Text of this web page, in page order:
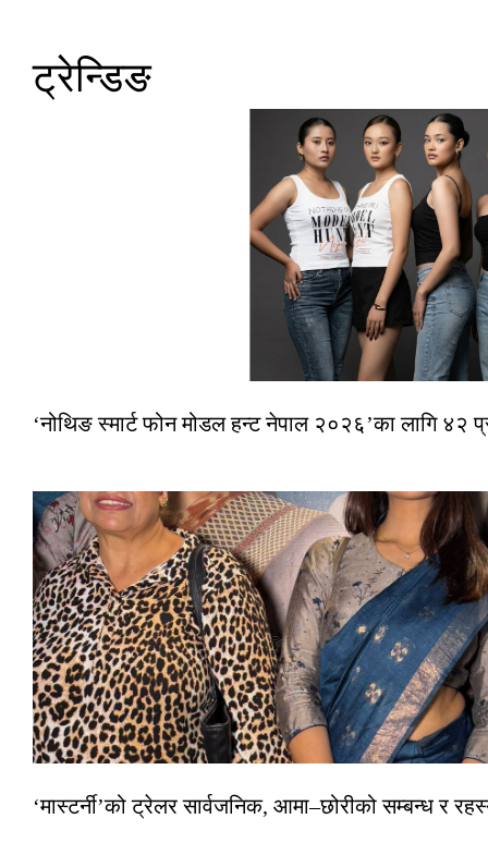
ट्रेन्डिङ
‘नोथिङ स्मार्ट फोन मोडल हन्ट नेपाल २०२६’का लागि ४२
‘मास्टर्नी’को ट्रेलर सार्वजनिक, आमा–छोरीको सम्बन्ध र